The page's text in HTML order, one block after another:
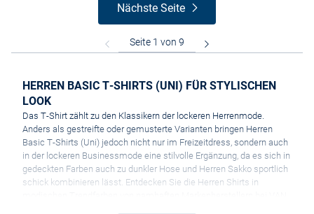
Nächste Seite
HERREN BASIC T-SHIRTS (UNI) FÜR STYLISCHEN
LOOK
Das T-Shirt zählt zu den Klassikern der lockeren Herrenmode.
Anders als gestreifte oder gemusterte Varianten bringen Herren
Basic T-Shirts (Uni) jedoch nicht nur im Freizeitdress, sondern auch
in der lockeren Businessmode eine stilvolle Ergänzung, da es sich in
gedeckten Farben auch zu dunkler Hose und Herren Sakko sportlich
schick kombinieren lässt. Entdecken Sie die Herren Shirts in